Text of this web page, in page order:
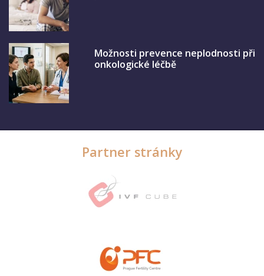
Možnosti prevence neplodnosti při
onkologické léčbě
Partner stránky